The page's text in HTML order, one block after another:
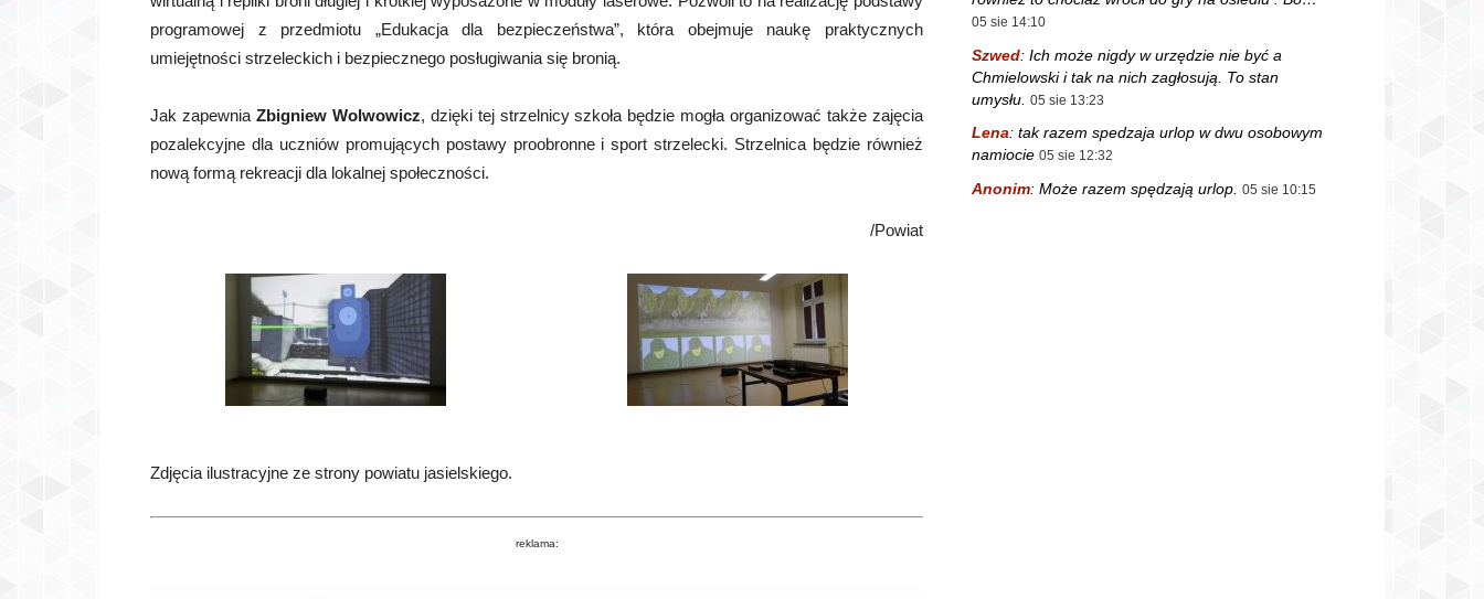
programowej z przedmiotu „Edukacja dla bezpieczeństwa”, która obejmuje naukę praktycznych
umiejętności strzeleckich i bezpiecznego posługiwania się bronią.
Jak zapewnia Zbigniew Wolwowicz, dzięki tej strzelnicy szkoła będzie mogła organizować także zajęcia
pozalekcyjne dla uczniów promujących postawy proobronne i sport strzelecki. Strzelnica będzie również
nową formą rekreacji dla lokalnej społeczności.
/Powiat
Zdjęcia ilustracyjne ze strony powiatu jasielskiego.
reklama:
05 sie 14:10
Szwed: Ich może nigdy w urzędzie nie być a
Chmielowski i tak na nich zagłosują. To stan
umysłu. 05 sie 13:23
Lena: tak razem spedzaja urlop w dwu osobowym
namiocie 05 sie 12:32
Anonim: Może razem spędzają urlop. 05 sie 10:15